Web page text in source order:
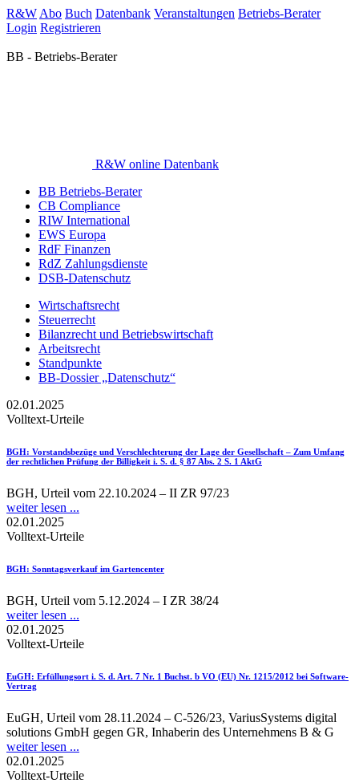
R&W Abo Buch Datenbank Veranstaltungen Betriebs-Berater
Login Registrieren
BB - Betriebs-Berater
R&W online Datenbank
BB Betriebs-Berater
CB Compliance
RIW International
EWS Europa
RdF Finanzen
RdZ Zahlungsdienste
DSB-Datenschutz
Wirtschaftsrecht
Steuerrecht
Bilanzrecht und Betriebswirtschaft
Arbeitsrecht
Standpunkte
BB-Dossier „Datenschutz“
02.01.2025
Volltext-Urteile
BGH: Vorstandsbezüge und Verschlechterung der Lage der Gesellschaft – Zum Umfang
der rechtlichen Prüfung der Billigkeit i. S. d. § 87 Abs. 2 S. 1 AktG
BGH, Urteil vom 22.10.2024 – II ZR 97/23
weiter lesen ...
02.01.2025
Volltext-Urteile
BGH: Sonntagsverkauf im Gartencenter
BGH, Urteil vom 5.12.2024 – I ZR 38/24
weiter lesen ...
02.01.2025
Volltext-Urteile
EuGH: Erfüllungsort i. S. d. Art. 7 Nr. 1 Buchst. b VO (EU) Nr. 1215/2012 bei Software-
Vertrag
EuGH, Urteil vom 28.11.2024 – C-526/23, VariusSystems digital
solutions GmbH gegen GR, Inhaberin des Unternehmens B & G
weiter lesen ...
02.01.2025
Volltext-Urteile